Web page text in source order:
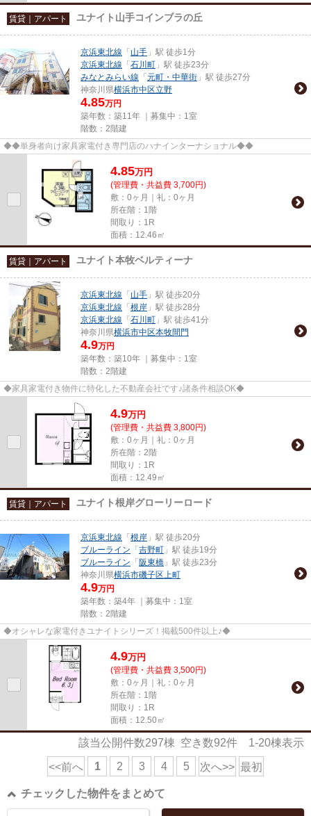
賃貸｜アパート ユナイト山手コインブラの丘
京浜東北線 「 山手 」駅 徒歩1分
京浜東北線 「 石川町 」駅 徒歩23分
みなとみらい線 「 元町・中華街 」駅 徒歩27分
神奈川県横浜市中区立野
4.85万円
築年数：築11年 ｜募集中： 1室
階数：2階建
◆◆単身者向け家具家電付き専門店のハナインターナショナル◆◆
4.85万円
(管理費・共益費 3,700円)
敷：0ヶ月｜礼：0ヶ月
所在階：1階
間取り：1R
面積：12.46㎡
賃貸｜アパート ユナイト本牧ベルティーナ
京浜東北線 「 山手 」駅 徒歩20分
京浜東北線 「 根岸 」駅 徒歩28分
京浜東北線 「 石川町 」駅 徒歩41分
神奈川県横浜市中区本牧間門
4.9万円
築年数：築10年 ｜募集中： 1室
階数：2階建
◆家具家電付き物件に特化した不動産会社です♪諸条件相談OK◆
4.9万円
(管理費・共益費 3,800円)
敷：0ヶ月｜礼：0ヶ月
所在階：2階
間取り：1R
面積：12.49㎡
賃貸｜アパート ユナイト根岸グローリーロード
京浜東北線 「 根岸 」駅 徒歩20分
ブルーライン 「 吉野町 」駅 徒歩19分
ブルーライン 「 阪東橋 」駅 徒歩23分
神奈川県横浜市磯子区上町
4.9万円
築年数：築4年 ｜募集中： 1室
階数：2階建
◆オシャレな家電付きユナイトシリーズ！掲載500件以上♪◆
4.9万円
(管理費・共益費 3,500円)
敷：0ヶ月｜礼：0ヶ月
所在階：1階
間取り：1R
面積：12.50㎡
該当公開件数297棟 空き数92件 1-20棟表示
<<前へ 1 2 3 4 5 次へ>> 最初
チェックした物件をまとめて